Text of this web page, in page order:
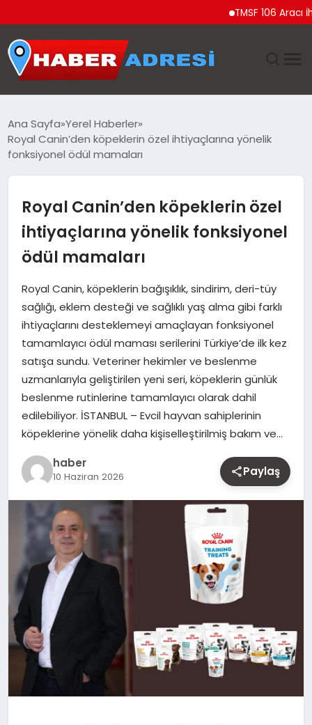
TMSF 106 Aracı İhale
GÜNDEM
EKONOMI
TEKNOLOJI
EĞITIM
MAGAZIN
YAŞAM
OTOMOBIL
Ana Sayfa Yerel Haberler
Royal Canin’den köpeklerin özel ihtiyaçlarına yönelik
fonksiyonel ödül mamaları
Royal Canin’den köpeklerin özel
ihtiyaçlarına yönelik fonksiyonel
ödül mamaları
Royal Canin, köpeklerin bağışıklık, sindirim, deri-tüy
sağlığı, eklem desteği ve sağlıklı yaş alma gibi farklı
ihtiyaçlarını desteklemeyi amaçlayan fonksiyonel
tamamlayıcı ödül maması serilerini Türkiye’de ilk kez
satışa sundu. Veteriner hekimler ve beslenme
uzmanlarıyla geliştirilen yeni seri, köpeklerin günlük
beslenme rutinlerine tamamlayıcı olarak dahil
edilebiliyor. İSTANBUL – Evcil hayvan sahiplerinin
köpeklerine yönelik daha kişiselleştirilmiş bakım ve…
haber
10 Haziran 2026 Paylaş